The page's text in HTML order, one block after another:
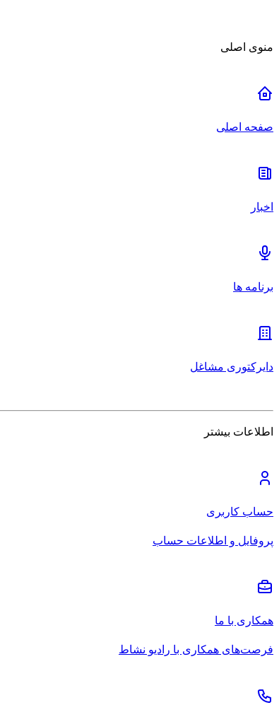
منوی اصلی
صفحه اصلی
اخبار
برنامه ها
دایرکتوری مشاغل
اطلاعات بیشتر
حساب کاربری
پروفایل و اطلاعات حساب
همکاری با ما
فرصت‌های همکاری با رادیو نشاط